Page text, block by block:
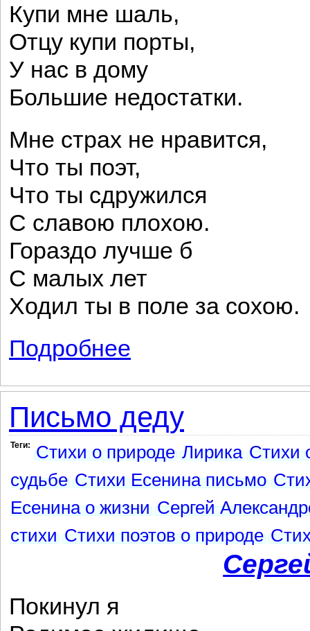
Купи мне шаль,
Отцу купи порты,
У нас в дому
Большие недостатки.
Мне страх не нравится,
Что ты поэт,
Что ты сдружился
С славою плохою.
Гораздо лучше б
С малых лет
Ходил ты в поле за сохою.
Подробнее
Письмо деду
Теги: Стихи о природе Лирика Стихи
судьбе Стихи Есенина письмо
Есенина о жизни Сергей
стихи Стихи поэтов о природе
Покинул я